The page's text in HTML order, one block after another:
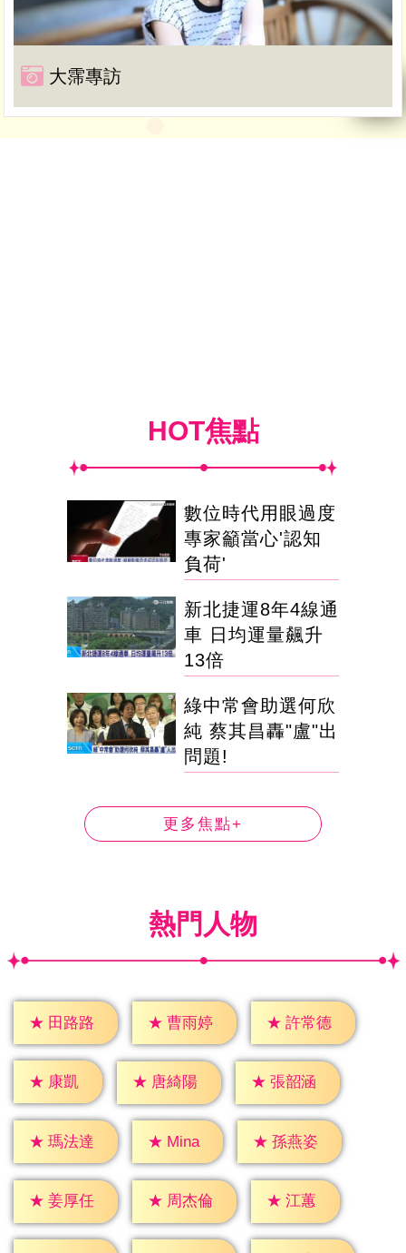
大霈專訪
HOT焦點
數位時代用眼過度
專家籲當心'認知
負荷'
新北捷運8年4線通
車 日均運量飆升
13倍
綠中常會助選何欣
純 蔡其昌轟"盧"出
問題!
更多焦點+
熱門人物
★ 田路路 ★ 曹雨婷 ★ 許常德
★ 康凱 ★ 唐綺陽 ★ 張韶涵
★ 瑪法達 ★ Mina ★ 孫燕姿
★ 姜厚任 ★ 周杰倫 ★ 江蕙